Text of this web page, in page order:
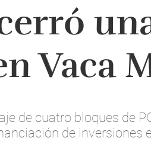
Vaca
de cuatro bloques de
de inversiones